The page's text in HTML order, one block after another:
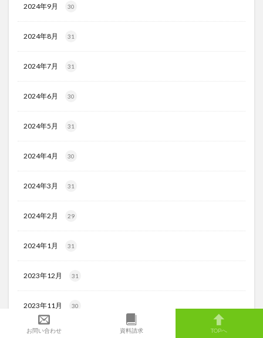
2024年9月 30
2024年8月 31
2024年7月 31
2024年6月 30
2024年5月 31
2024年4月 30
2024年3月 31
2024年2月 29
2024年1月 31
2023年12月 31
2023年11月 30
2023年10月
お問い合わせ 資料請求 TOPへ